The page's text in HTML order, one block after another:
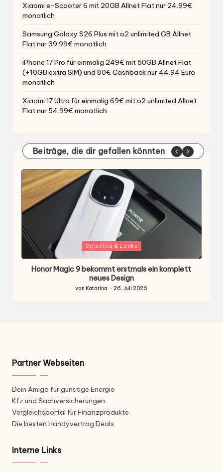
Xiaomi e-Scooter 6 mit 20GB Allnet Flat nur 24.99€
monatlich
Samsung Galaxy S26 Plus mit o2 unlimited GB Allnet
Flat nur 39.99€ monatlich
iPhone 17 Pro für einmalig 249€ mit 50GB Allnet Flat
(+10GB extra SIM) und 80€ Cashback nur 44.94 Euro
monatlich
Xiaomi 17 Ultra für einmalig 69€ mit o2 unlimited Allnet
Flat nur 54.99€ monatlich
Beiträge, die dir gefallen könnten
Gepostet
Gerüchte & Leaks
Honor Magic 9 bekommt erstmals ein komplett
neues Design
Gepostet
von
von Katarina 26. Juli 2026
Partner Webseiten
Dein Amigo für günstige Energie
Kfz und Sachversicherungen
Vergleichsportal für Finanzprodukte
Die besten Handyvertrag Deals
Interne Links